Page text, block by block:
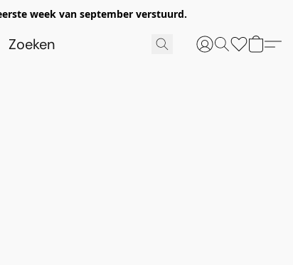
week van september verstuurd.